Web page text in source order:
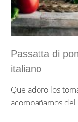
Passatta di
italiano
Que adoro los
acompañamos del